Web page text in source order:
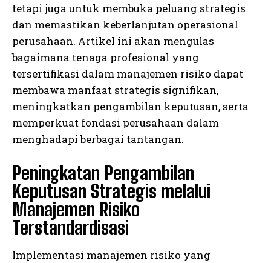
tetapi juga untuk membuka peluang strategis
dan memastikan keberlanjutan operasional
perusahaan. Artikel ini akan mengulas
bagaimana tenaga profesional yang
tersertifikasi dalam manajemen risiko dapat
membawa manfaat strategis signifikan,
meningkatkan pengambilan keputusan, serta
memperkuat fondasi perusahaan dalam
menghadapi berbagai tantangan.
Peningkatan Pengambilan
Keputusan Strategis melalui
Manajemen Risiko
Terstandardisasi
Implementasi manajemen risiko yang